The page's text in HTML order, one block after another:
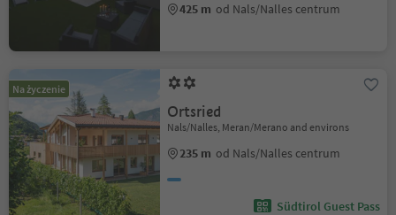
425 m od Nals/Nalles centrum
Na życzenie
Ortsried
Nals/Nalles, Meran/Merano and environs
235 m od Nals/Nalles centrum
Südtirol Guest Pass